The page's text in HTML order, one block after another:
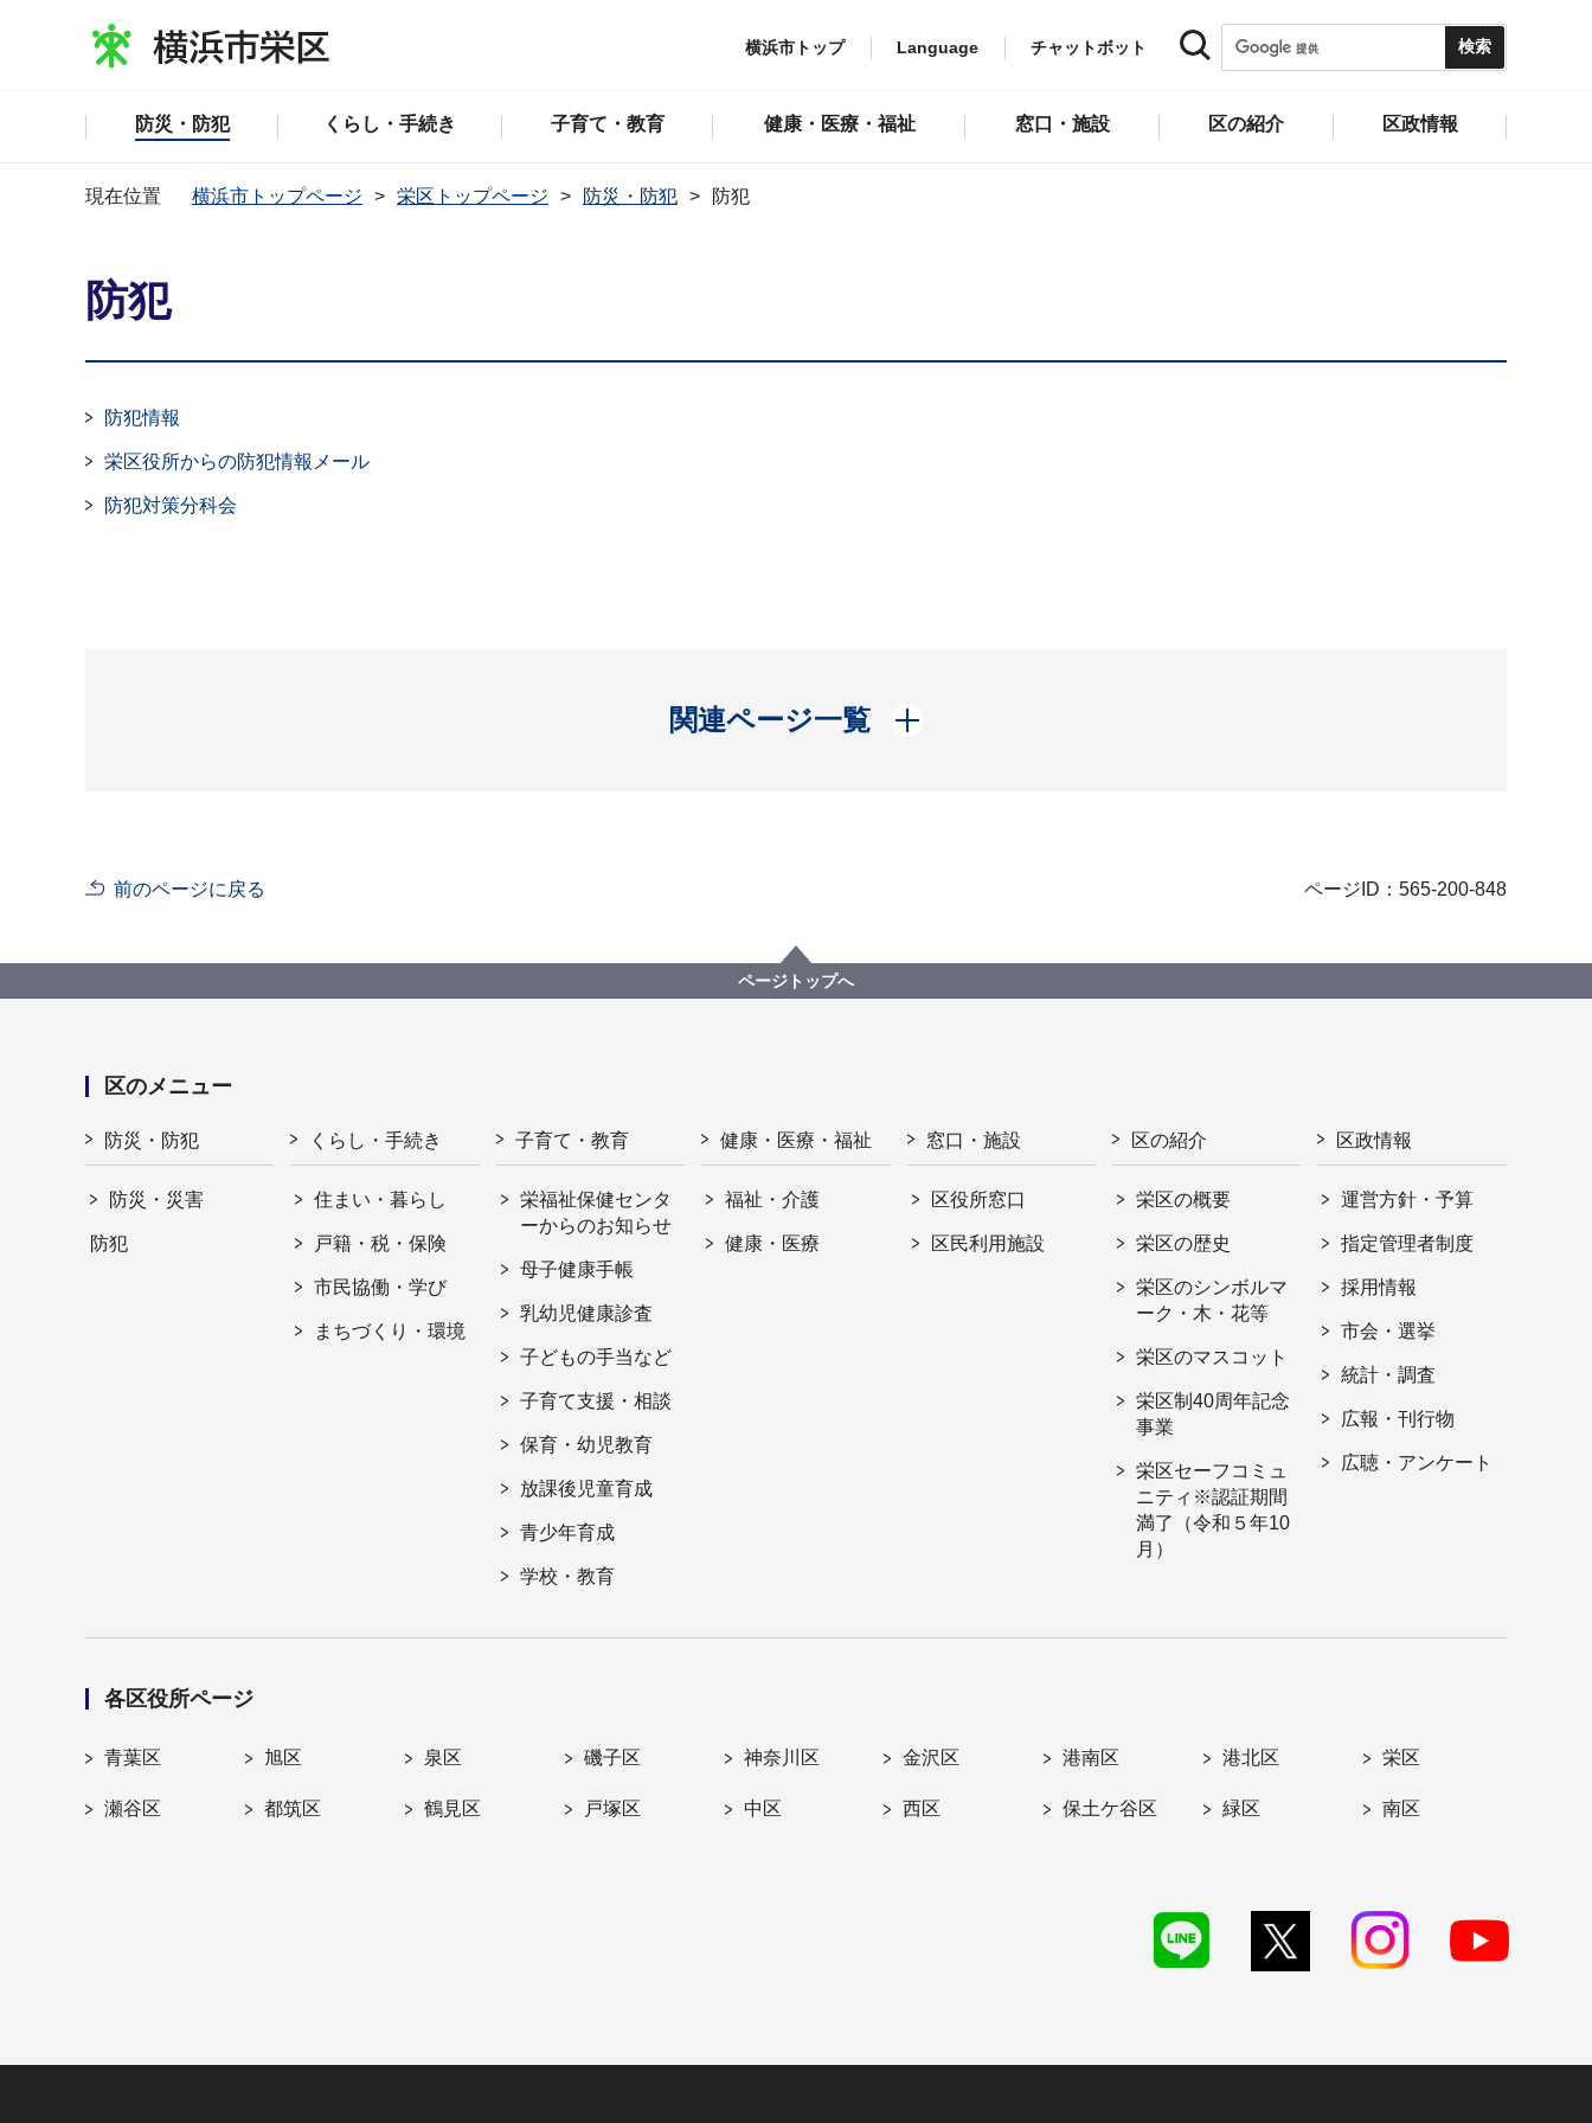
横浜市トップ Language チャットボット
防災・防犯 くらし・手続き 子育て・教育 健康・医療・福祉 窓口・施設 区の紹介 区政情報
現在位置 横浜市トップページ 栄区トップページ 防災・防犯 防犯
防犯
防犯情報
栄区役所からの防犯情報メール
防犯対策分科会
関連ページ一覧
開く
前のページに戻る ページID：565-200-848
ページトップへ
区のメニュー
防災・防犯
防災・災害
防犯
くらし・手続き
住まい・暮らし
戸籍・税・保険
市民協働・学び
まちづくり・環境
子育て・教育
栄福祉保健センタ
ーからのお知らせ
母子健康手帳
乳幼児健康診査
子どもの手当など
子育て支援・相談
保育・幼児教育
放課後児童育成
青少年育成
学校・教育
健康・医療・福祉
福祉・介護
健康・医療
窓口・施設
区役所窓口
区民利用施設
区の紹介
栄区の概要
栄区の歴史
栄区のシンボルマ
ーク・木・花等
栄区のマスコット
栄区制40周年記念
事業
栄区セーフコミュ
ニティ※認証期間
満了（令和５年10
月）
区政情報
運営方針・予算
指定管理者制度
採用情報
市会・選挙
統計・調査
広報・刊行物
広聴・アンケート
各区役所ページ
青葉区 旭区 泉区 磯子区 神奈川区 金沢区 港南区 港北区 栄区
瀬谷区 都筑区 鶴見区 戸塚区 中区 西区 保土ケ谷区 緑区 南区